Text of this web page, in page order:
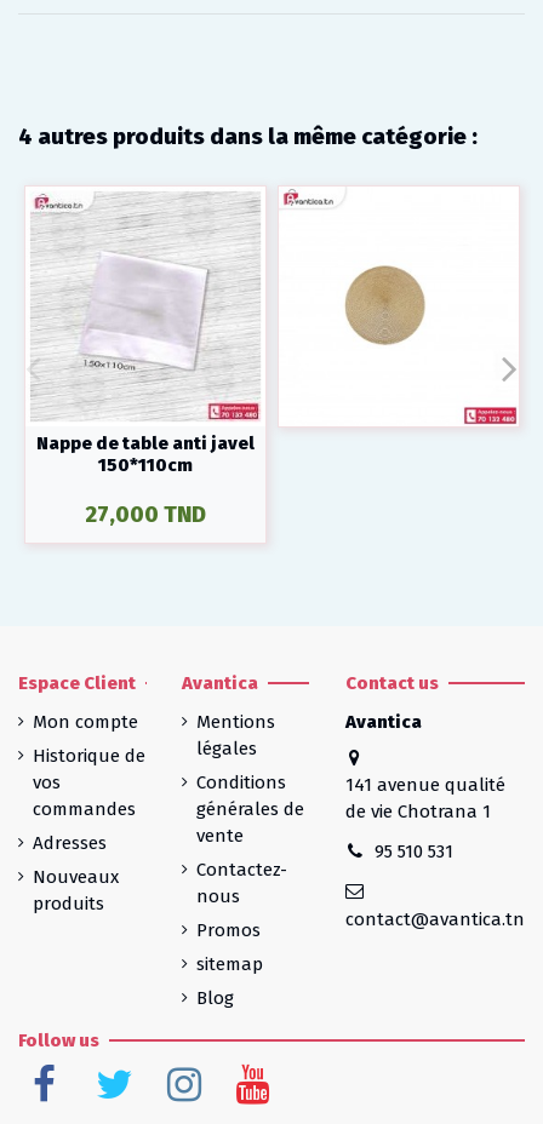
4 autres produits dans la même catégorie :
Nappe de table anti javel
150*110cm
27,000 TND
Espace Client
Mon compte
Historique de
vos
commandes
Adresses
Nouveaux
produits
Avantica
Mentions
légales
Conditions
générales de
vente
Contactez-
nous
Promos
sitemap
Blog
Contact us
Avantica
141 avenue qualité
de vie Chotrana 1
95 510 531
contact@avantica.tn
Follow us